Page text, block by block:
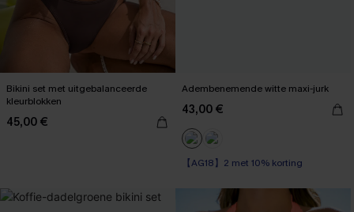
Bikini set met uitgebalanceerde
kleurblokken
45,00 €
Adembenemende witte maxi-jurk
43,00 €
【AG18】2 met 10% korting